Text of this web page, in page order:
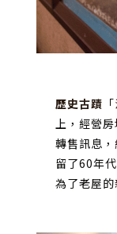
歷史古蹟
上，經營
轉售訊息
留了60年
為了老屋的